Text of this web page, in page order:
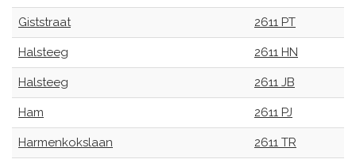
Giststraat 2611 PT
Halsteeg 2611 HN
Halsteeg 2611 JB
Ham 2611 PJ
Harmenkokslaan 2611 TR